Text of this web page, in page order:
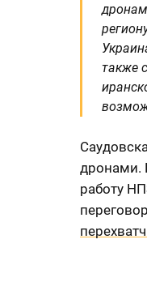
также
дронами.
работу